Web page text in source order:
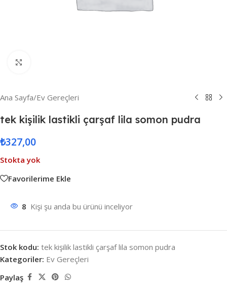
Ana Sayfa/Ev Gereçleri
tek kişilik lastikli çarşaf lila somon pudra
₺327,00
Stokta yok
Favorilerime Ekle
8 Kişi şu anda bu ürünü inceliyor
Stok kodu: tek kişilik lastikli çarşaf lila somon pudra
Kategoriler: Ev Gereçleri
Paylaş